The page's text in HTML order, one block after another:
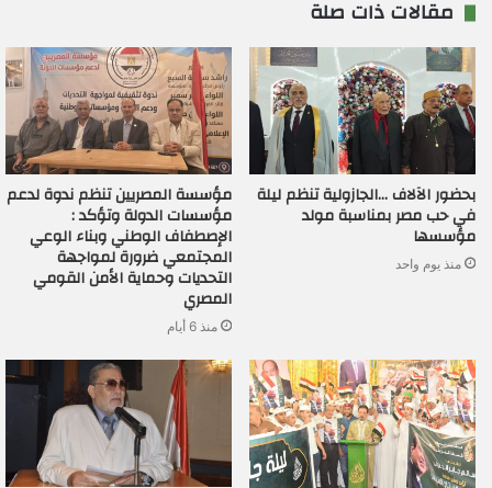
مقالات ذات صلة
بحضور الآلاف …الجازولية تنظم ليلة
في حب مصر بمناسبة مولد
مؤسسها
منذ يوم واحد
مؤسسة المصريين تنظم ندوة لدعم
مؤسسات الدولة وتؤكد :
الإصطفاف الوطني وبناء الوعي
المجتمعي ضرورة لمواجهة
التحديات وحماية الأمن القومي
المصري
منذ 6 أيام